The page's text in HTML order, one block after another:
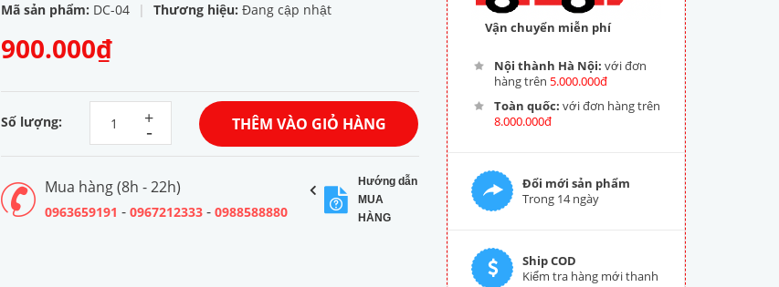
Mã sản phẩm: DC-04 | Thương hiệu: Đang cập nhật
900.000₫
Số lượng: -
+ THÊM VÀO GIỎ HÀNG
Mua hàng (8h - 22h)
0963659191 - 0967212333 - 0988588880
Hướng dẫn
MUA
HÀNG
Vận chuyển miễn phí
Nội thành Hà Nội: với đơn
hàng trên 5.000.000đ
Toàn quốc: với đơn hàng trên
8.000.000đ
Đổi mới sản phẩm
Trong 14 ngày
Ship COD
Kiểm tra hàng mới thanh